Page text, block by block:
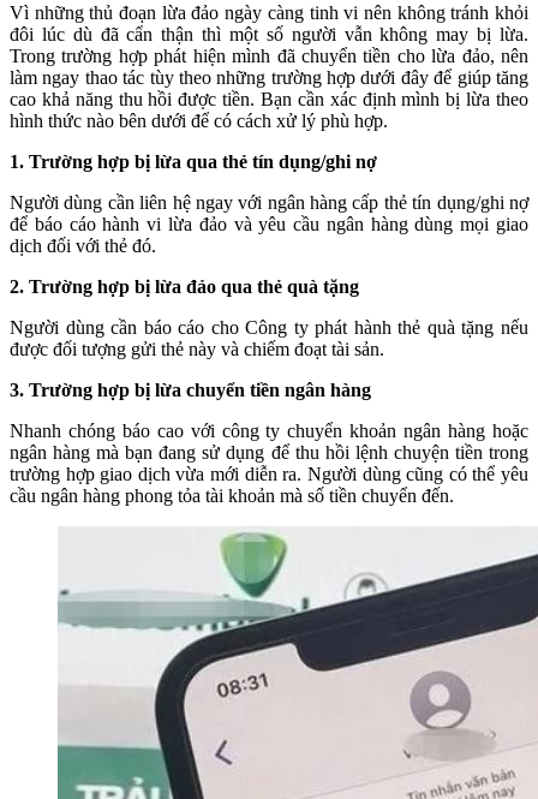
Vì những thủ đoạn lừa đảo ngày càng tinh vi nên không tránh khỏi
đôi lúc dù đã cẩn thận thì một số người vẫn không may bị lừa.
Trong trường hợp phát hiện mình đã chuyển tiền cho lừa đảo, nên
làm ngay thao tác tùy theo những trường hợp dưới đây để giúp tăng
cao khả năng thu hồi được tiền. Bạn cần xác định mình bị lừa theo
hình thức nào bên dưới để có cách xử lý phù hợp.
1. Trường hợp bị lừa qua thẻ tín dụng/ghi nợ
Người dùng cần liên hệ ngay với ngân hàng cấp thẻ tín dụng/ghi nợ
để báo cáo hành vi lừa đảo và yêu cầu ngân hàng dùng mọi giao
dịch đối với thẻ đó.
2. Trường hợp bị lừa đảo qua thẻ quà tặng
Người dùng cần báo cáo cho Công ty phát hành thẻ quà tặng nếu
được đối tượng gửi thẻ này và chiếm đoạt tài sản.
3. Trường hợp bị lừa chuyển tiền ngân hàng
Nhanh chóng báo cao với công ty chuyển khoản ngân hàng hoặc
ngân hàng mà bạn đang sử dụng để thu hồi lệnh chuyện tiền trong
trường hợp giao dịch vừa mới diễn ra. Người dùng cũng có thể yêu
cầu ngân hàng phong tỏa tài khoản mà số tiền chuyển đến.